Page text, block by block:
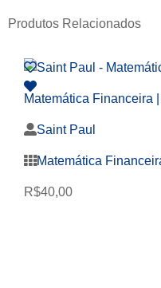
Produtos Relacionados
Matemática Financeira
Saint Paul
Matemática
R$40,00